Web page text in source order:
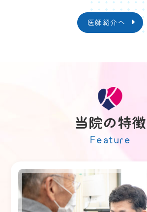
へ変更となりましたが、当クリニ
やせきなどの症状がある方
は他の
を避けられるように、直接来院さ
いただくことがあります。
（＊当クリニックではコロナウイ
エンザウイルスの抗原定性検査を
＊外来感染対策向上加算に
当クリニックは、院内感染防止対
医師紹介へ
当院の特徴